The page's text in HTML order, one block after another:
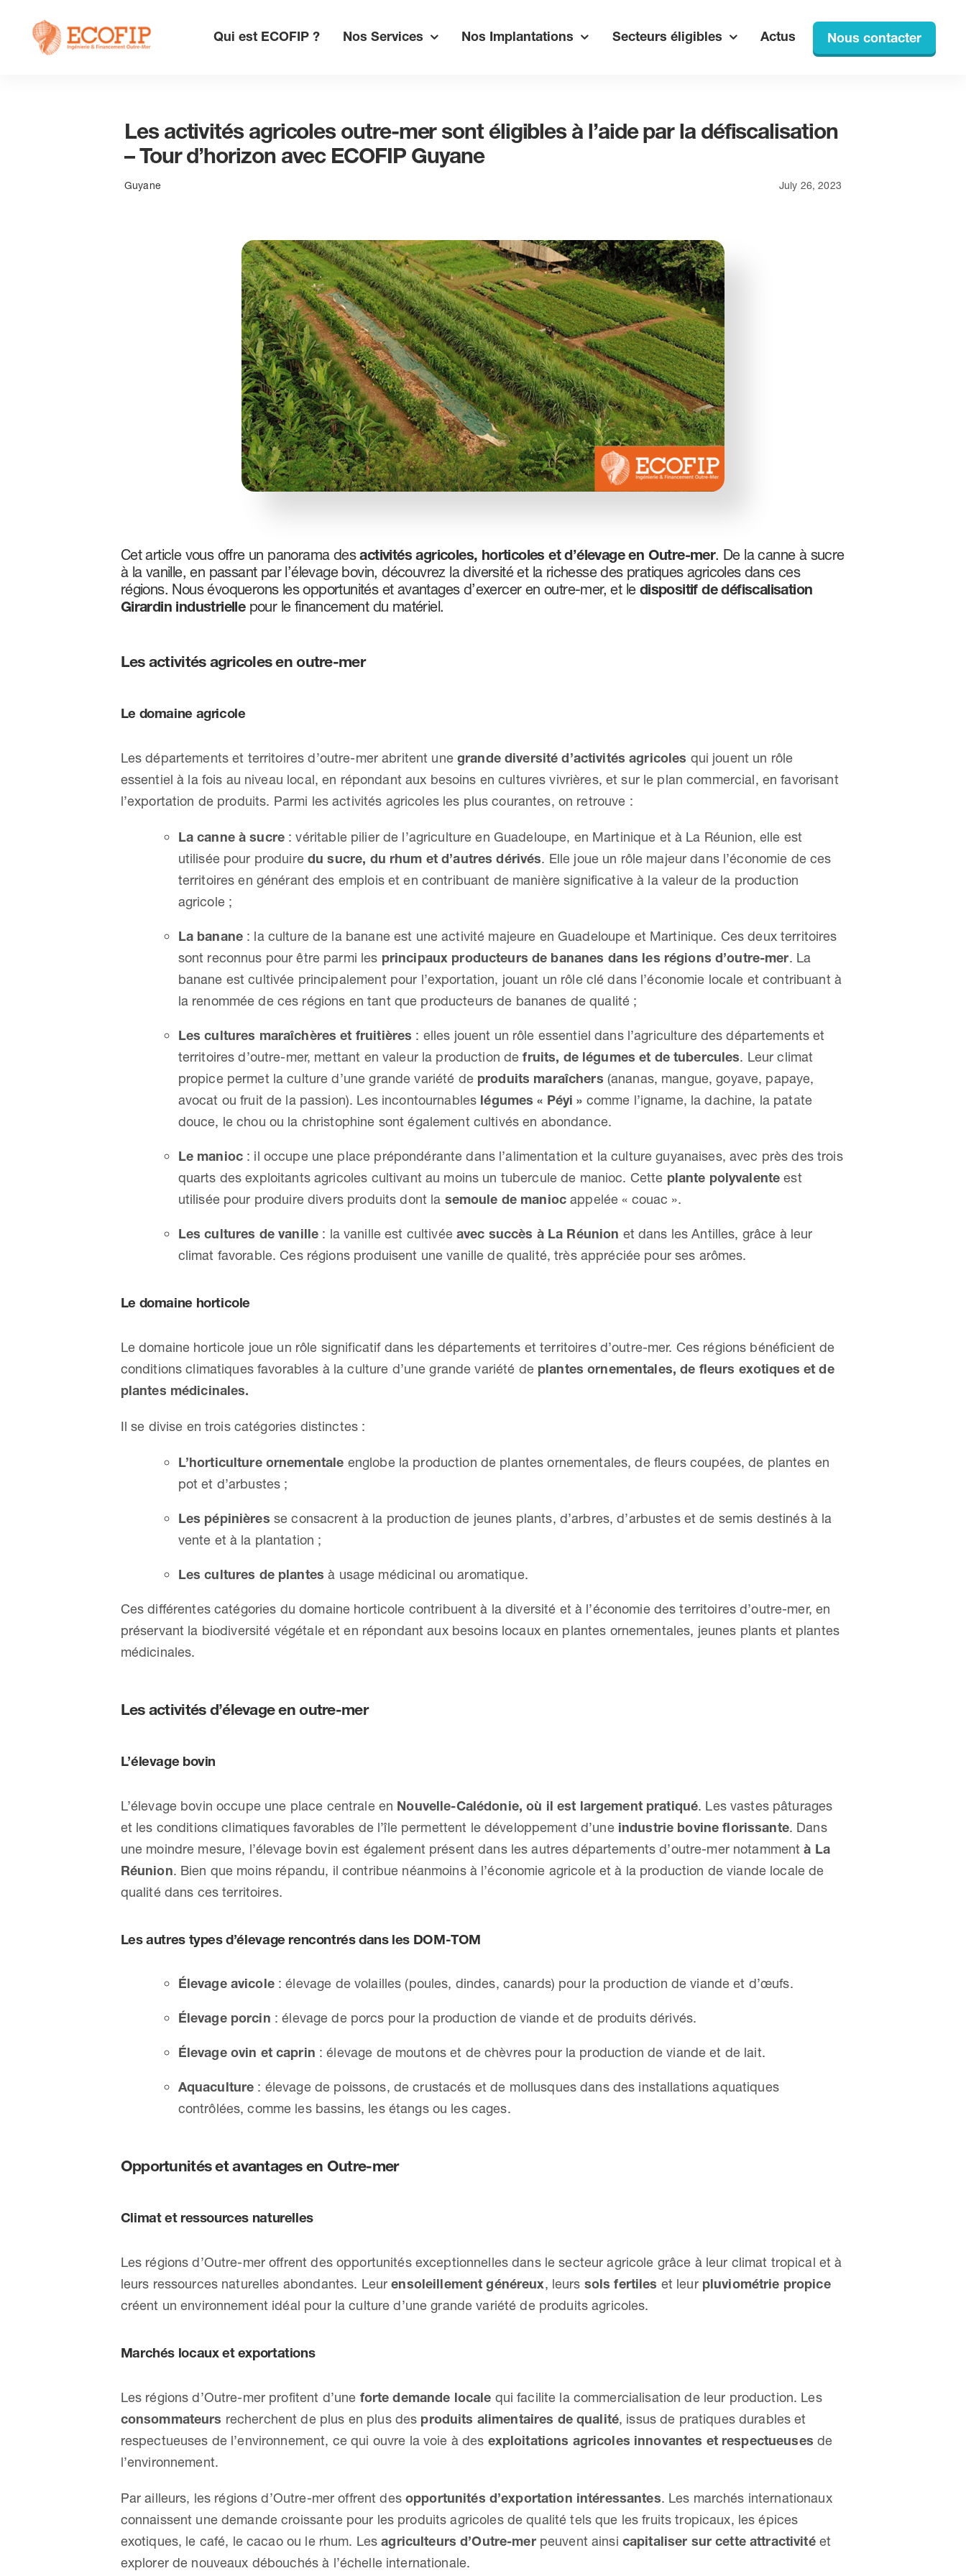
content
Qui est ECOFIP ? Nos Services Nos Implantations Secteurs éligibles Actus Nous contacter
Les activités agricoles outre-mer sont éligibles à l’aide par la défiscalisation
– Tour d’horizon avec ECOFIP Guyane
Guyane July 26, 2023
Cet article vous offre un panorama desactivités agricoles, horticoles et d’élevage en Outre-mer. De la canne à sucre
à la vanille, en passant par l’élevage bovin, découvrez la diversité et la richesse des pratiques agricoles dans ces
régions. Nous évoquerons les opportunités et avantages d’exercer en outre-mer, et le dispositif de défiscalisation
Girardin industriellepour le financement du matériel.
Les activités agricoles en outre-mer
Le domaine agricole
Les départements et territoires d’outre-mer abritent une grande diversité d’activités agricoles qui jouent un rôle
essentiel à la fois au niveau local, en répondant aux besoins en cultures vivrières, et sur le plan commercial, en favorisant
l’exportation de produits. Parmi les activités agricoles les plus courantes, on retrouve :
La canne à sucre : véritable pilier de l’agriculture en Guadeloupe, en Martinique et à La Réunion, elle est
utilisée pour produiredu sucre, du rhum et d’autres dérivés. Elle joue un rôle majeur dans l’économie de ces
territoires en générant des emplois et en contribuant de manière significative à la valeur de la production
agricole ;
La banane : la culture de la banane est une activité majeure en Guadeloupe et Martinique. Ces deux territoires
sont reconnus pour être parmi les principaux producteurs de bananes dans les régions d’outre-mer. La
banane est cultivée principalement pour l’exportation, jouant un rôle clé dans l’économie locale et contribuant à
la renommée de ces régions en tant que producteurs de bananes de qualité ;
Les cultures maraîchères et fruitières : elles jouent un rôle essentiel dans l’agriculture des départements et
territoires d’outre-mer, mettant en valeur la production defruits, de légumes et de tubercules. Leur climat
propice permet la culture d’une grande variété de produits maraîchers (ananas, mangue, goyave, papaye,
avocat ou fruit de la passion). Les incontournables légumes « Péyi » comme l’igname, la dachine, la patate
douce, le chou ou la christophine sont également cultivés en abondance.
Le manioc : il occupe une place prépondérante dans l’alimentation et la culture guyanaises, avec près des trois
quarts des exploitants agricoles cultivant au moins un tubercule de manioc. Cette plante polyvalente est
utilisée pour produire divers produits dont la semoule de maniocappelée « couac ».
Les cultures de vanille : la vanille est cultivée avec succès à La Réunion et dans les Antilles, grâce à leur
climat favorable. Ces régions produisent une vanille de qualité, très appréciée pour ses arômes.
Le domaine horticole
Le domaine horticole joue un rôle significatif dans les départements et territoires d’outre-mer. Ces régions bénéficient de
conditions climatiques favorables à la culture d’une grande variété de plantes ornementales, de fleurs exotiques et de
plantes médicinales.
Il se divise en trois catégories distinctes :
L’horticulture ornementale englobe la production de plantes ornementales, de fleurs coupées, de plantes en
pot et d’arbustes ;
Les pépinières se consacrent à la production de jeunes plants, d’arbres, d’arbustes et de semis destinés à la
vente et à la plantation ;
Les cultures de plantesà usage médicinal ou aromatique.
Ces différentes catégories du domaine horticole contribuent à la diversité et à l’économie des territoires d’outre-mer, en
préservant la biodiversité végétale et en répondant aux besoins locaux en plantes ornementales, jeunes plants et plantes
médicinales.
Les activités d’élevage en outre-mer
L’élevage bovin
L’élevage bovin occupe une place centrale en Nouvelle-Calédonie, où il est largement pratiqué. Les vastes pâturages
et les conditions climatiques favorables de l’île permettent le développement d’une industrie bovine florissante. Dans
une moindre mesure, l’élevage bovin est également présent dans les autres départements d’outre-mer notammentà La
Réunion. Bien que moins répandu, il contribue néanmoins à l’économie agricole et à la production de viande locale de
qualité dans ces territoires.
Les autres types d’élevage rencontrés dans les DOM-TOM
Élevage avicole: élevage de volailles (poules, dindes, canards) pour la production de viande et d’œufs.
Élevage porcin : élevage de porcs pour la production de viande et de produits dérivés.
Élevage ovin et caprin : élevage de moutons et de chèvres pour la production de viande et de lait.
Aquaculture : élevage de poissons, de crustacés et de mollusques dans des installations aquatiques
contrôlées, comme les bassins, les étangs ou les cages.
Opportunités et avantages en Outre-mer
Climat et ressources naturelles
Les régions d’Outre-mer offrent des opportunités exceptionnelles dans le secteur agricole grâce à leur climat tropical et à
leurs ressources naturelles abondantes. Leurensoleillement généreux, leurs sols fertiles et leur pluviométrie propice
créent un environnement idéal pour la culture d’une grande variété de produits agricoles.
Marchés locaux et exportations
Les régions d’Outre-mer profitent d’une forte demande locale qui facilite la commercialisation de leur production. Les
consommateurs recherchent de plus en plus des produits alimentaires de qualité, issus de pratiques durables et
respectueuses de l’environnement, ce qui ouvre la voie à des exploitations agricoles innovantes et respectueuses de
l’environnement.
Par ailleurs, les régions d’Outre-mer offrent des opportunités d’exportation intéressantes. Les marchés internationaux
connaissent une demande croissante pour les produits agricoles de qualité tels que les fruits tropicaux, les épices
exotiques, le café, le cacao ou le rhum. Lesagriculteurs d’Outre-merpeuvent ainsi capitaliser sur cette attractivitéet
explorer de nouveaux débouchés à l’échelle internationale.